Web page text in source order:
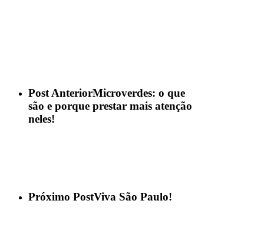
Post AnteriorMicroverdes: o que
são e porque prestar mais atenção
neles!
Próximo PostViva São Paulo!